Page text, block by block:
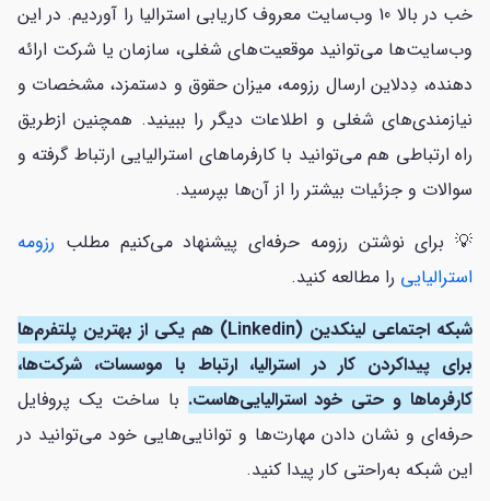
خب در بالا 10 وب‌سایت معروف کاریابی استرالیا را آوردیم. در این
وب‌سایت‌ها می‌توانید موقعیت‌های شغلی، سازمان یا شرکت ارائه
دهنده، دِدلاین ارسال رزومه، میزان حقوق و دستمزد، مشخصات و
نیازمندی‌های شغلی و اطلاعات دیگر را ببینید. همچنین ازطریق
راه ارتباطی هم می‌توانید با کارفرماهای استرالیایی ارتباط گرفته و
سوالات و جزئیات بیشتر را از آن‌ها بپرسید.
💡 برای نوشتن رزومه حرفه‌ای پیشنهاد می‌کنیم مطلب رزومه
استرالیایی را مطالعه کنید.
شبکه اجتماعی لینکدین (Linkedin) هم یکی از بهترین پلتفرم‌ها
برای پیداکردن کار در استرالیا، ارتباط با موسسات، شرکت‌ها،
کارفرماها و حتی خود استرالیایی‌هاست. با ساخت یک پروفایل
حرفه‌ای و نشان دادن مهارت‌ها و توانایی‌هایی خود می‌توانید در
این شبکه به‌راحتی کار پیدا کنید.